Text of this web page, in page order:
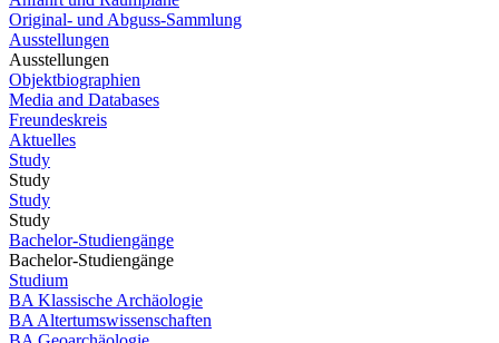
Original- und Abguss-Sammlung
Ausstellungen
Ausstellungen
Objektbiographien
Media and Databases
Freundeskreis
Aktuelles
Study
Study
Study
Study
Bachelor-Studiengänge
Bachelor-Studiengänge
Studium
BA Klassische Archäologie
BA Altertumswissenschaften